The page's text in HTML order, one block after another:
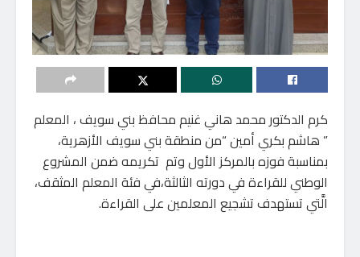
كرم الدكتور محمد هاني غنيم محافظ بني سويف ، المعلم
” هاشم بكري أمين “من منطقة بني سويف الأزهرية،
بمناسبة فوزه بالمركز الأول وتم تكريمه ضمن المشروع
الوطني للقراءة في دورته الثالثة،في فئة المعلم المثقف،
الَّتي تستهدف تشجيع المعلمين على القراءة.